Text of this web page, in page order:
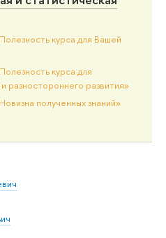
курса для Вашей
курса для
разностороннего развития»
полученных знаний»